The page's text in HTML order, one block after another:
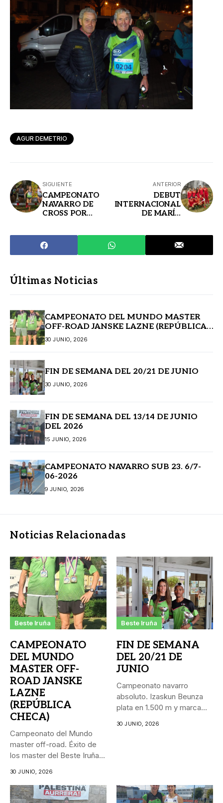
AGUR DEMETRIO
SIGUIENTE
CAMPEONATO
NAVARRO DE
CROSS POR
ANTERIOR
DEBUT
INTERNACIONAL
DE MARÍA
Últimas Noticias
CAMPEONATO DEL MUNDO MASTER
OFF-ROAD JANSKE LAZNE (REPÚBLICA
CHECA)
30 JUNIO, 2026
FIN DE SEMANA DEL 20/21 DE JUNIO
30 JUNIO, 2026
FIN DE SEMANA DEL 13/14 DE JUNIO
DEL 2026
15 JUNIO, 2026
CAMPEONATO NAVARRO SUB 23. 6/7-
06-2026
9 JUNIO, 2026
Noticias Relacionadas
Beste Iruña
CAMPEONATO
DEL MUNDO
MASTER OFF-
ROAD JANSKE
LAZNE
(REPÚBLICA
CHECA)
Campeonato del Mundo
master off-road. Éxito de
los master del Beste Iruña...
30 JUNIO, 2026
Beste Iruña
FIN DE SEMANA
DEL 20/21 DE
JUNIO
Campeonato navarro
absoluto. Izaskun Beunza
plata en 1.500 m y marca
30 JUNIO, 2026